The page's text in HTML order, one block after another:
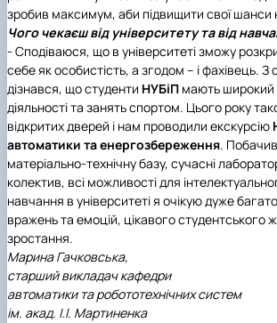
зробив максимум, аби підвищити свої шанси
Чого чекаєш від університету та від
- Сподіваюся, що в університеті зможу
себе як особистість, а згодом – і фахівець. З
дізнався, що студенти НУБіП мають широкий
діяльності та занять спортом. Цього року
відкритих дверей і нам проводили екскурсію
автоматики та енергозбереження.
матеріально-технічну базу, сучасні
колектив, всі можливості для
навчання в університеті я очікую дуже
вражень та емоцій, цікавого студентського
зростання.
Марина Гачковська,
старший викладач кафедри
автоматики та робототехнічних систем
ім. акад. І.І. Мартиненка